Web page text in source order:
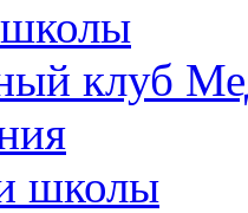
клуб
школы